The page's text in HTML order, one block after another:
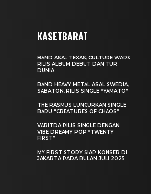
KASETBARAT
BAND ASAL TEXAS, CULTURE WARS
RILIS ALBUM DEBUT DAN TUR
DUNIA
BAND HEAVY METAL ASAL SWEDIA,
SABATON, RILIS SINGLE “YAMATO”
THE RASMUS LUNCURKAN SINGLE
BARU “CREATURES OF CHAOS”
VARITDA RILIS SINGLE DENGAN
VIBE DREAMY POP “TWENTY
FIRST”
MY FIRST STORY SIAP KONSER DI
JAKARTA PADA BULAN JULI 2025